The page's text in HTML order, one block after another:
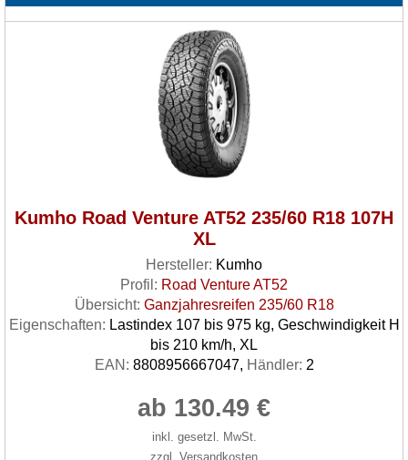
Kumho Road Venture AT52 235/60 R18 107H
XL
Hersteller: Kumho
Profil: Road Venture AT52
Übersicht: Ganzjahresreifen 235/60 R18
Eigenschaften: Lastindex 107 bis 975 kg, Geschwindigkeit H
bis 210 km/h, XL
EAN: 8808956667047, Händler: 2
ab 130.49 €
inkl. gesetzl. MwSt.
zzgl. Versandkosten